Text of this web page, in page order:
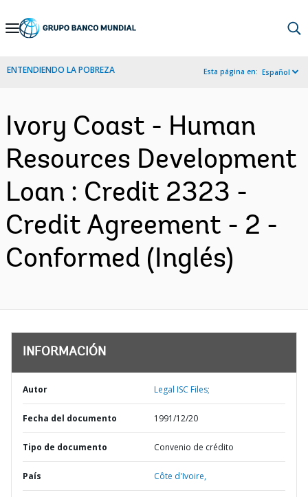
Skip
Navigation
ENTENDIENDO LA POBREZA Esta página en: Español
Ivory Coast - Human
Resources Development
Loan : Credit 2323 -
Credit Agreement - 2 -
Conformed (Inglés)
INFORMACIÓN
Autor Legal ISC Files;
Fecha del documento 1991/12/20
Tipo de documento Convenio de crédito
País Côte d'Ivoire,